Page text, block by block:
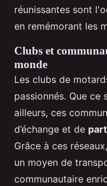
réunissantes sont
en remémorant les
Clubs et
monde
Les clubs de
passionnés. Que ce
ailleurs, ces
d’échange et de
Grâce à ces
un moyen de
communautaire